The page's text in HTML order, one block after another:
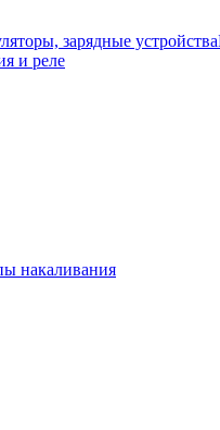
зарядные устройства
и реле
накаливания